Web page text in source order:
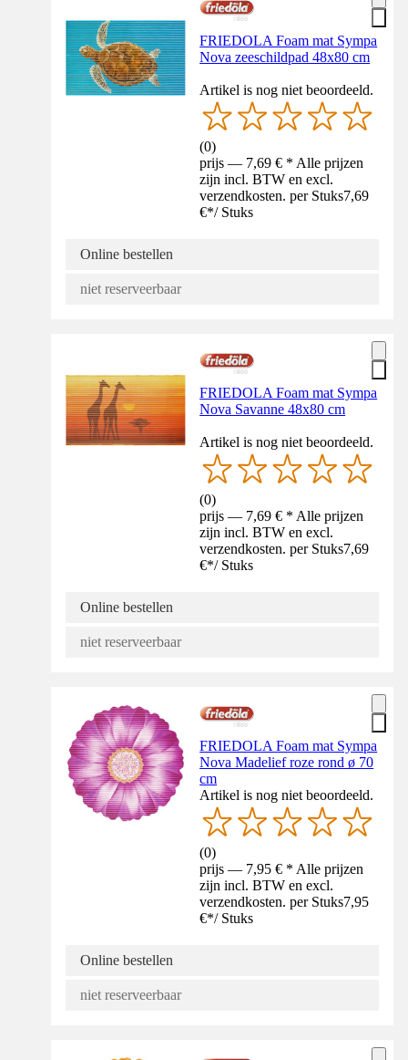
FRIEDOLA Foam mat Sympa
Nova zeeschildpad 48x80 cm
Artikel is nog niet beoordeeld.
(0)
prijs — 7,69 € * Alle prijzen
zijn incl. BTW en excl.
verzendkosten. per Stuks7,69
€*/ Stuks
Online bestellen
niet reserveerbaar
FRIEDOLA Foam mat Sympa
Nova Savanne 48x80 cm
Artikel is nog niet beoordeeld.
(0)
prijs — 7,69 € * Alle prijzen
zijn incl. BTW en excl.
verzendkosten. per Stuks7,69
€*/ Stuks
Online bestellen
niet reserveerbaar
FRIEDOLA Foam mat Sympa
Nova Madelief roze rond ø 70
cm
Artikel is nog niet beoordeeld.
(0)
prijs — 7,95 € * Alle prijzen
zijn incl. BTW en excl.
verzendkosten. per Stuks7,95
€*/ Stuks
Online bestellen
niet reserveerbaar